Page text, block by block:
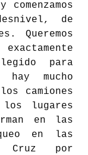
de
Queremos
exactamente
para
mucho
camiones
lugares
en las
en las
Cruz por